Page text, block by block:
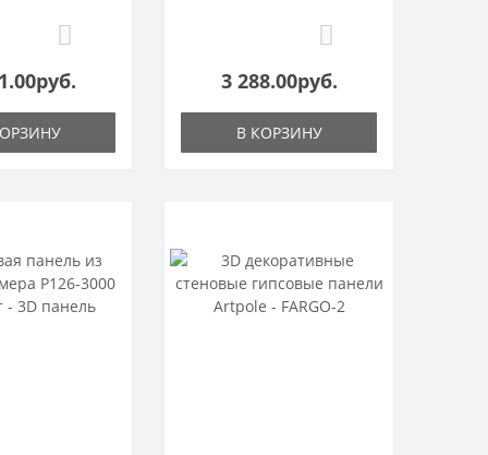
3 288.00руб.
В КОРЗИНУ